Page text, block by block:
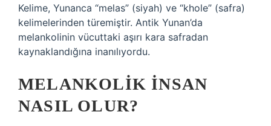
Kelime, Yunanca “melas” (siyah) ve “khole” (safra)
kelimelerinden türemiştir. Antik Yunan’da
melankolinin vücuttaki aşırı kara safradan
kaynaklandığına inanılıyordu.
MELANKOLIK INSAN
NASIL OLUR?